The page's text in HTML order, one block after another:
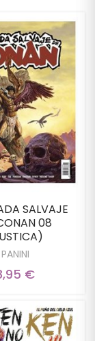
SALVAJE
08
PANINI
€